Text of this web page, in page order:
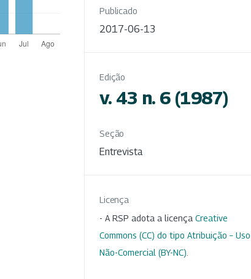
Publicado
2017-06-13
Edição
v. 43 n. 6 (1987)
Seção
Entrevista
Licença
- A RSP adota a licença Creative
Commons (CC) do tipo Atribuição – Uso
Não-Comercial (BY-NC)